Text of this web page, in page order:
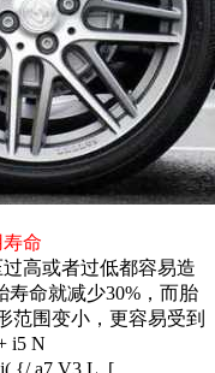
命
高或者过低都容易造
寿命就减少30%，而胎
范围变小，更容易受到
i5 N